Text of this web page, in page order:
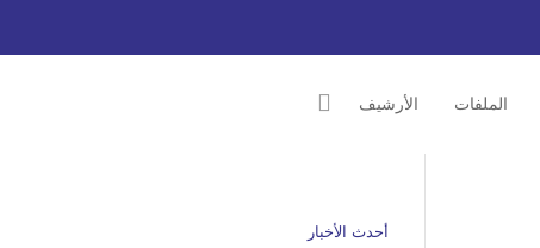
الملفات الأرشيف
أحدث الأخبار